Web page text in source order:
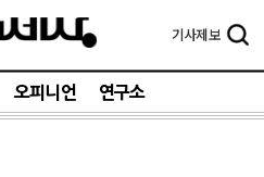
기사제보
오피니언 연구소